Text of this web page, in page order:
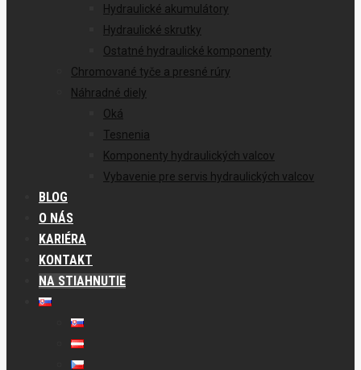
Hydraulické akumulátory
Hydraulické skrutky
Ostatné hydraulické komponenty
Chromované tyče a presné rúry
Náhradné diely
Oká
Tesnenia
Komponenty hydraulických valcov
Vybavenie pre servis hydraulických valcov
BLOG
O NÁS
KARIÉRA
KONTAKT
NA STIAHNUTIE